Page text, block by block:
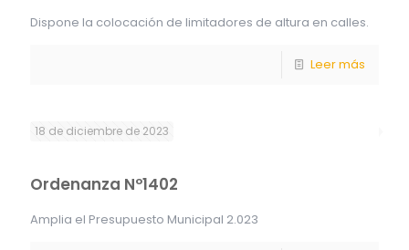
Dispone la colocación de limitadores de altura en calles.
Leer más
18 de diciembre de 2023
Ordenanza Nº1402
Amplia el Presupuesto Municipal 2.023